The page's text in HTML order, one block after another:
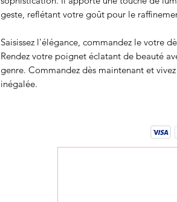
geste, reflétant votre goût pour le
Saisissez l'élégance, commandez le votre
Rendez votre poignet éclatant de beauté
genre. Commandez dès maintenant et
inégalée.